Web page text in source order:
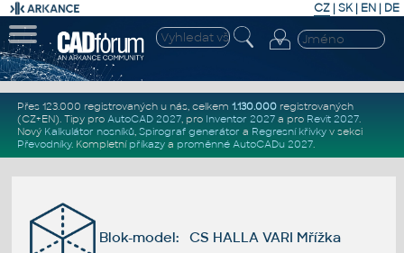
CZ | SK| EN | DE
Přes 123.000 registrovaných u nás, celkem 1.130.000registrovaných
(CZ+EN). Tipy pro AutoCAD 2027, pro Inventor 2027a pro Revit 2027.
Nový Kalkulátor nosníků, Spirograf generátor a Regresní křivkyv sekci
Převodníky. Kompletní příkazya proměnné AutoCADu 2027.
Blok-model: CS HALLA VARI Mřížka